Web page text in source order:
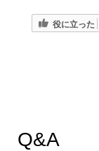
役に立った
Q&A